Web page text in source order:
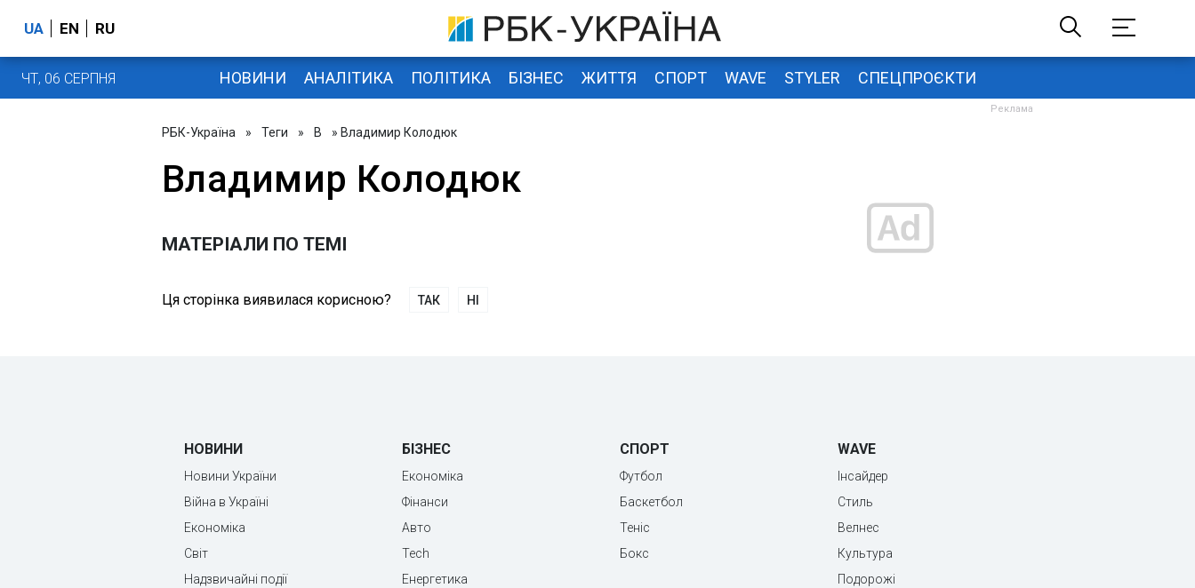
UA EN RU
ЧТ, 06 СЕРПНЯ НОВИНИ АНАЛІТИКА ПОЛІТИКА БІЗНЕС ЖИТТЯ СПОРТ WAVE STYLER СПЕЦПРОЄКТИ
РБК-Україна » Теги » В » Владимир Колодюк
Владимир Колодюк
МАТЕРІАЛИ ПО ТЕМІ
Ця сторінка виявилася корисною? ТАК НІ
НОВИНИ
Новини України
Війна в Україні
Економіка
Світ
Надзвичайні події
БІЗНЕС
Економіка
Фінанси
Авто
Tech
Енергетика
СПОРТ
Футбол
Баскетбол
Теніс
Бокс
WAVE
Інсайдер
Стиль
Велнес
Культура
Подорожі